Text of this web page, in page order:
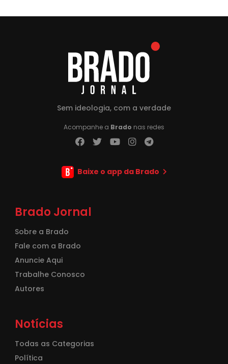
Sem ideologia, com a verdade
Acompanhe a Brado nas redes
Baixe o app da Brado
Brado Jornal
Sobre a Brado
Fale com a Brado
Anuncie Aqui
Trabalhe Conosco
Autores
Notícias
Todas as Categorias
Política